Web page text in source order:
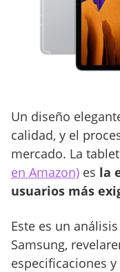
Un diseño
calidad, y el
mercado. La tablet
en Amazon) es la
usuarios más
Este es un
Samsung,
especificaciones